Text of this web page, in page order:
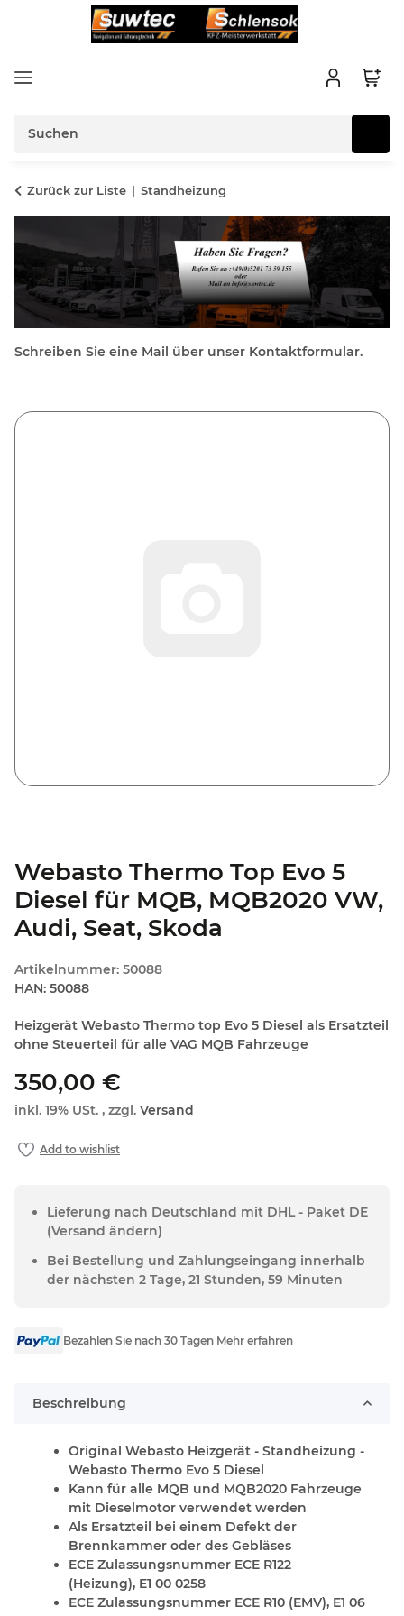
Zurück zur Liste Standheizung
Schreiben Sie eine Mail über unser Kontaktformular.
Webasto Thermo Top Evo 5
Diesel für MQB, MQB2020 VW,
Audi, Seat, Skoda
Artikelnummer: 50088
HAN: 50088
Heizgerät Webasto Thermo top Evo 5 Diesel als Ersatzteil
ohne Steuerteil für alle VAG MQB Fahrzeuge
350,00 €
inkl. 19% USt. , zzgl. Versand
Lieferung nach Deutschland mit DHL - Paket DE
(Versand ändern)
Bei Bestellung und Zahlungseingang innerhalb
der nächsten 2 Tage, 21 Stunden, 59 Minuten
Bezahlen Sie nach 30 Tagen Mehr erfahren
Beschreibung
Original Webasto Heizgerät - Standheizung -
Webasto Thermo Evo 5 Diesel
Kann für alle MQB und MQB2020 Fahrzeuge
mit Dieselmotor verwendet werden
Als Ersatzteil bei einem Defekt der
Brennkammer oder des Gebläses
ECE Zulassungsnummer ECE R122
(Heizung), E1 00 0258
ECE Zulassungsnummer ECE R10 (EMV), E1 06